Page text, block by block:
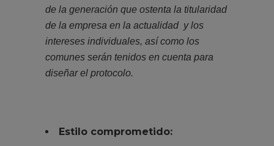
de la generación que ostenta la titularidad
de la empresa en la actualidad y los
intereses individuales, así como los
comunes serán tenidos en cuenta para
diseñar el protocolo.
Estilo comprometido: